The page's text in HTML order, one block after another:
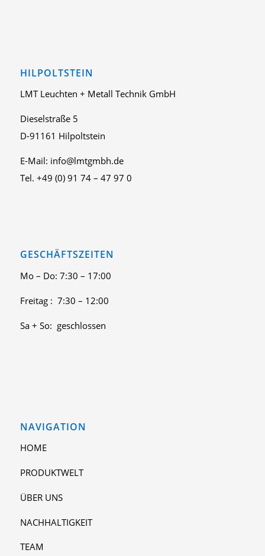
HILPOLTSTEIN
LMT Leuchten + Metall Technik GmbH
Dieselstraße 5
D-91161 Hilpoltstein
E-Mail: info@lmtgmbh.de
Tel. +49 (0) 91 74 – 47 97 0
GESCHÄFTSZEITEN
Mo – Do: 7:30 – 17:00
Freitag : 7:30 – 12:00
Sa + So: geschlossen
NAVIGATION
HOME
PRODUKTWELT
ÜBER UNS
NACHHALTIGKEIT
TEAM